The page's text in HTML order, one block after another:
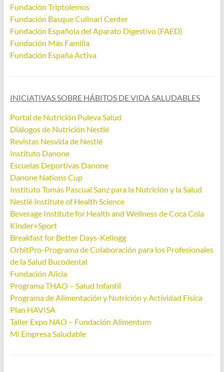
Fundación Triptolemos
Fundación Basque Culinari Center
Fundación Española del Aparato Digestivo (FAED)
Fundación Más Familia
Fundación España Activa
INICIATIVAS SOBRE HÁBITOS DE VIDA SALUDABLES
Portal de Nutrición Puleva Salud
Diálogos de Nutrición Nestlé
Revistas Nesvida de Nestlé
Instituto Danone
Escuelas Deportivas Danone
Danone Nations Cup
Instituto Tomás Pascual Sanz para la Nutrición y la Salud
Nestlé Institute of Health Science
Beverage Institute for Health and Wellness de Coca Cola
Kinder+Sport
Breakfast for Better Days-Kellogg
OrbitPro-Programa de Colaboración para los Profesionales
de la Salud Bucodental
Fundación Alicia
Programa THAO – Salud Infantil
Programa de Alimentación y Nutrición y Actividad Física
Plan HAVISA
Taller Expo NAO – Fundación Alimentum
Mi Empresa Saludable